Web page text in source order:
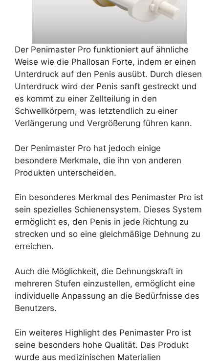
Der Penimaster Pro funktioniert auf ähnliche
Weise wie die Phallosan Forte, indem er einen
Unterdruck auf den Penis ausübt. Durch diesen
Unterdruck wird der Penis sanft gestreckt und
es kommt zu einer Zellteilung in den
Schwellkörpern, was letztendlich zu einer
Verlängerung und Vergrößerung führen kann.
Der Penimaster Pro hat jedoch einige
besondere Merkmale, die ihn von anderen
Produkten unterscheiden.
Ein besonderes Merkmal des Penimaster Pro ist
sein spezielles Schienensystem. Dieses System
ermöglicht es, den Penis in jede Richtung zu
strecken und so eine gleichmäßige Dehnung zu
erreichen.
Auch die Möglichkeit, die Dehnungskraft in
mehreren Stufen einzustellen, ermöglicht eine
individuelle Anpassung an die Bedürfnisse des
Benutzers.
Ein weiteres Highlight des Penimaster Pro ist
seine besonders hohe Qualität. Das Produkt
wurde aus medizinischen Materialien